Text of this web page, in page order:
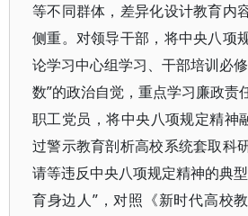
等不同群体，差异化设计教育内
侧重。对领导干部，将中央八项
论学习中心组学习、干部培训必
数”的政治自觉，重点学习廉政责
职工党员，将中央八项规定精神
过警示教育剖析高校系统套取科
请等违反中央八项规定精神的典
育身边人”，对照《新时代高校